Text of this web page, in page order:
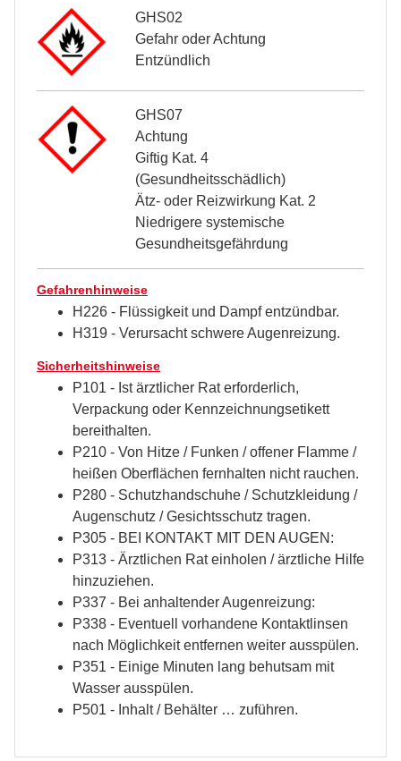
GHS02
Gefahr oder Achtung
Entzündlich
GHS07
Achtung
Giftig Kat. 4
(Gesundheitsschädlich)
Ätz- oder Reizwirkung Kat. 2
Niedrigere systemische
Gesundheitsgefährdung
Gefahrenhinweise
H226 - Flüssigkeit und Dampf entzündbar.
H319 - Verursacht schwere Augenreizung.
Sicherheitshinweise
P101 - Ist ärztlicher Rat erforderlich,
Verpackung oder Kennzeichnungsetikett
bereithalten.
P210 - Von Hitze / Funken / offener Flamme /
heißen Oberflächen fernhalten nicht rauchen.
P280 - Schutzhandschuhe / Schutzkleidung /
Augenschutz / Gesichtsschutz tragen.
P305 - BEI KONTAKT MIT DEN AUGEN:
P313 - Ärztlichen Rat einholen / ärztliche Hilfe
hinzuziehen.
P337 - Bei anhaltender Augenreizung:
P338 - Eventuell vorhandene Kontaktlinsen
nach Möglichkeit entfernen weiter ausspülen.
P351 - Einige Minuten lang behutsam mit
Wasser ausspülen.
P501 - Inhalt / Behälter … zuführen.